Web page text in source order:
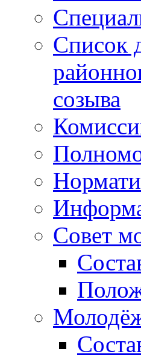
Список
созыва
Совет